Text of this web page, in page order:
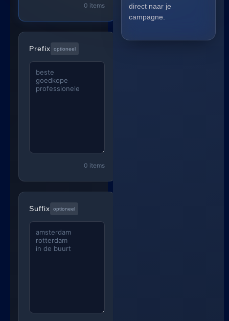
Prefix optioneel
0 items
0 items
Suffix optioneel
direct naar je
campagne.